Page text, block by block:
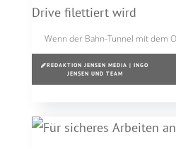
Wenn der Bahn-Tunnel mit dem
REDAKTION JENSEN MEDIA | INGO
JENSEN UND TEAM